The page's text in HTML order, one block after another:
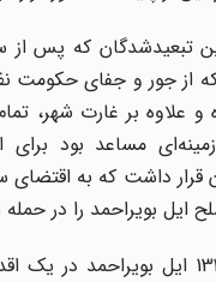
تبعید‌شدگان که پس از
از جور و جفای حکومت
علاوه بر غارت شهر،
مساعد بود
ایل بویراحمد را در
در سال 1322 ایل